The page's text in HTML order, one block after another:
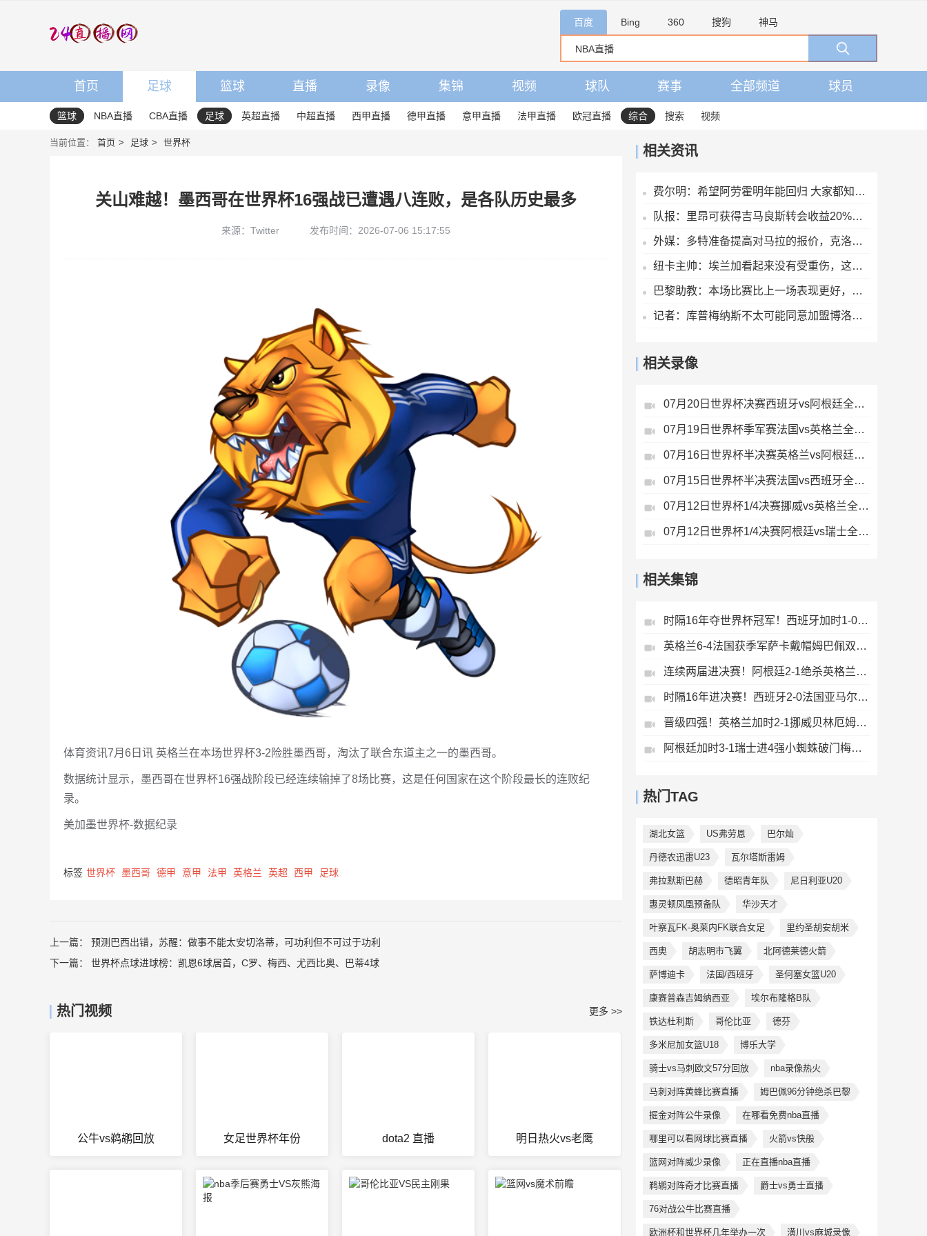
百度 Bing 360 搜狗 神马
首页 足球 篮球 直播 录像 集锦 视频 球队 赛事 全部频道 球员
篮球 NBA直播 CBA直播 足球 英超直播 中超直播 西甲直播 德甲直播 意甲直播 法甲直播 欧冠直播 综合 搜索 视频
当前位置： 首页 足球 世界杯
关山难越！墨西哥在世界杯16强战已遭遇八连败，是各队历史最多
来源：Twitter 发布时间：2026-07-06 15:17:55
体育资讯7月6日讯 英格兰在本场世界杯3-2险胜墨西哥，淘汰了联合东道主之一的墨西哥。
数据统计显示，墨西哥在世界杯16强战阶段已经连续输掉了8场比赛，这是任何国家在这个阶段最长的连败纪
录。
美加墨世界杯-数据纪录
标签 世界杯 墨西哥 德甲 意甲 法甲 英格兰 英超 西甲 足球
上一篇： 预测巴西出错，苏醒：做事不能太安切洛蒂，可功利但不可过于功利
下一篇： 世界杯点球进球榜：凯恩6球居首，C罗、梅西、尤西比奥、巴蒂4球
热门视频 更多 >>
公牛vs鹈鹕回放 女足世界杯年份 dota2 直播 明日热火vs老鹰
相关资讯
费尔明：希望阿劳霍明年能回归 大家都知道罗德里是非凡的球员
队报：里昂可获得吉马良斯转会收益20%的分成，大约为750万欧元
外媒：多特准备提高对马拉的报价，克洛普支持这桩转会
纽卡主帅：埃兰加看起来没有受重伤，这才是今晚最重要的
巴黎助教：本场比赛比上一场表现更好，归队国脚可参加欧洲超级杯
记者：库普梅纳斯不太可能同意加盟博洛尼亚，此前已拒绝土超球队
相关录像
07月20日世界杯决赛西班牙vs阿根廷全场录像
07月19日世界杯季军赛法国vs英格兰全场录像
07月16日世界杯半决赛英格兰vs阿根廷全场录像
07月15日世界杯半决赛法国vs西班牙全场录像
07月12日世界杯1/4决赛挪威vs英格兰全场录像
07月12日世界杯1/4决赛阿根廷vs瑞士全场录像
相关集锦
时隔16年夺世界杯冠军！西班牙加时1-0阿根廷费兰制胜恩佐染红
英格兰6-4法国获季军萨卡戴帽姆巴佩双响创纪录奥利塞2助+失良机
连续两届进决赛！阿根廷2-1绝杀英格兰劳塔罗恩佐破门梅西两助攻
时隔16年进决赛！西班牙2-0法国亚马尔造点奥亚萨瓦尔、波罗破门
晋级四强！英格兰加时2-1挪威贝林厄姆连场双响谢尔德鲁普破门
阿根廷加时3-1瑞士进4强小蜘蛛破门梅西助攻麦卡恩博洛假摔染红
热门TAG
湖北女篮 US弗劳恩 巴尔灿
丹德农迅雷U23 瓦尔塔斯雷姆
弗拉默斯巴赫 德昭青年队 尼日利亚U20
惠灵顿凤凰预备队 华沙天才
叶察瓦FK-奥莱内FK联合女足 里约圣胡安胡米
西奥 胡志明市飞翼 北阿德莱德火箭
萨博迪卡 法国/西班牙 圣何塞女篮U20
康赛普森吉姆纳西亚 埃尔布隆格B队
铁达杜利斯 哥伦比亚 德芬
多米尼加女篮U18 博乐大学
骑士vs马刺欧文57分回放 nba录像热火
马刺对阵黄蜂比赛直播 姆巴佩96分钟绝杀巴黎
掘金对阵公牛录像 在哪看免费nba直播
哪里可以看网球比赛直播 火箭vs快般
篮网对阵威少录像 正在直播nba直播
鹈鹕对阵奇才比赛直播 爵士vs勇士直播
76对战公牛比赛直播
欧洲杯和世界杯几年举办一次 潢川vs麻城录像